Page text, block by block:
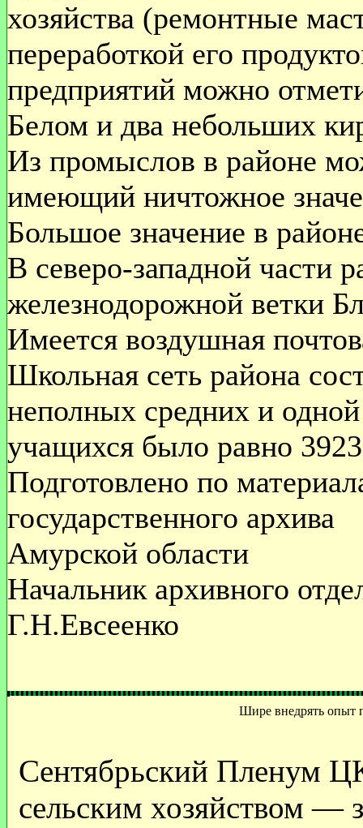
хозяйства (ремонтные
переработкой его
предприятий можно
Белом и два небольших
Из промыслов в районе
имеющий ничтожное
Большое значение в
В северо-западной части
железнодорожной ветки
Имеется воздушная
Школьная сеть района
неполных средних и
учащихся было равно
Подготовлено по
государственного архива
Амурской области
Начальник архивного
Г.Н.Евсеенко
Шире внедрять опыт
Сентябрьский Пленум
сельским хозяйством —